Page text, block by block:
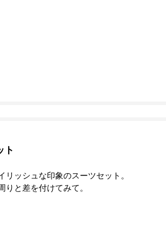
ト
ッシュな印象のスーツセット。
りと差を付けてみて。